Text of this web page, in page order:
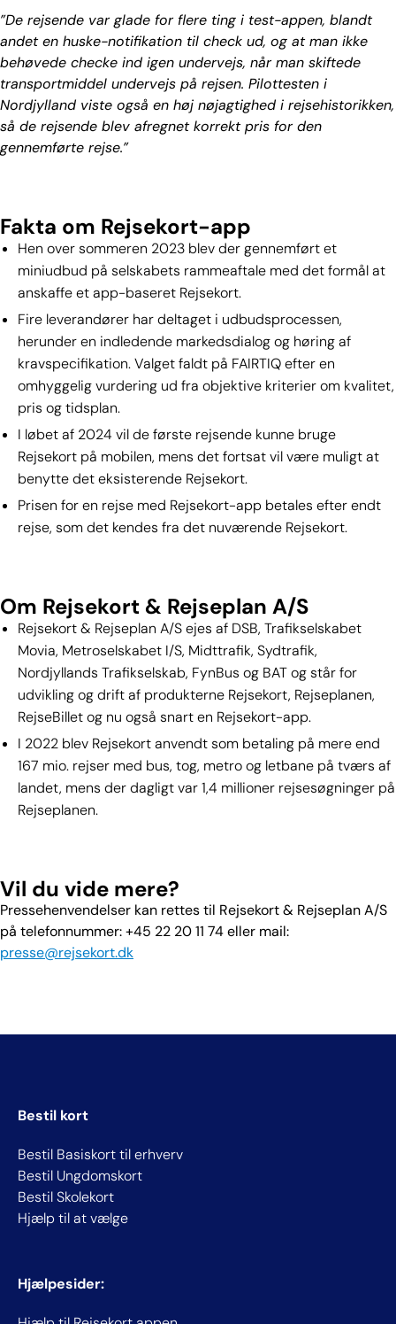
”De rejsende var glade for flere ting i test-appen, blandt
andet en huske-notifikation til check ud, og at man ikke
behøvede checke ind igen undervejs, når man skiftede
transportmiddel undervejs på rejsen. Pilottesten i
Nordjylland viste også en høj nøjagtighed i rejsehistorikken,
så de rejsende blev afregnet korrekt pris for den
gennemførte rejse.”
Fakta om Rejsekort-app
Hen over sommeren 2023 blev der gennemført et
miniudbud på selskabets rammeaftale med det formål at
anskaffe et app-baseret Rejsekort.
Fire leverandører har deltaget i udbudsprocessen,
herunder en indledende markedsdialog og høring af
kravspecifikation. Valget faldt på FAIRTIQ efter en
omhyggelig vurdering ud fra objektive kriterier om kvalitet,
pris og tidsplan.
I løbet af 2024 vil de første rejsende kunne bruge
Rejsekort på mobilen, mens det fortsat vil være muligt at
benytte det eksisterende Rejsekort.
Prisen for en rejse med Rejsekort-app betales efter endt
rejse, som det kendes fra det nuværende Rejsekort.
Om Rejsekort & Rejseplan A/S
Rejsekort & Rejseplan A/S ejes af DSB, Trafikselskabet
Movia, Metroselskabet I/S, Midttrafik, Sydtrafik,
Nordjyllands Trafikselskab, FynBus og BAT og står for
udvikling og drift af produkterne Rejsekort, Rejseplanen,
RejseBillet og nu også snart en Rejsekort-app.
I 2022 blev Rejsekort anvendt som betaling på mere end
167 mio. rejser med bus, tog, metro og letbane på tværs af
landet, mens der dagligt var 1,4 millioner rejsesøgninger på
Rejseplanen.
Vil du vide mere?
Pressehenvendelser kan rettes til Rejsekort & Rejseplan A/S
på telefonnummer: +45 22 20 11 74 eller mail:
presse@rejsekort.dk
Bestil kort
Bestil Basiskort til erhverv
Bestil Ungdomskort
Bestil Skolekort
Hjælp til at vælge
Hjælpesider: